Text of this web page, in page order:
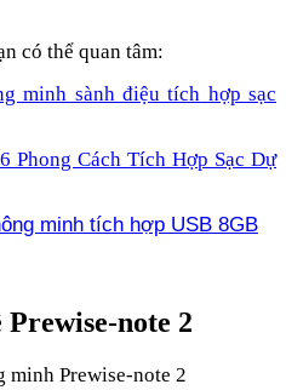
có thể quan tâm:
minh sành điệu tích hợp sạc
Phong Cách Tích Hợp Sạc Dự
minh tích hợp USB 8GB
Prewise-note 2
minh Prewise-note 2